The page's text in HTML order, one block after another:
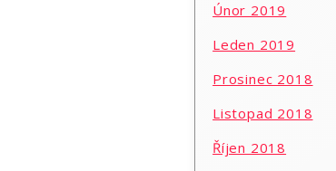
Únor 2019
Leden 2019
Prosinec 2018
Listopad 2018
Říjen 2018